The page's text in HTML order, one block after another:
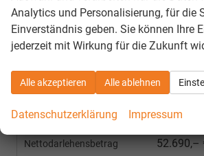
Bestellunterlagen
Finanzieren Sie Ihr Fahrzeug mit z.B. 6,99% effektivem
Nettodarlehensbetrag 52.690,–
Analytics und Personalisierung, für die
Einverständnis geben. Sie können Ihre
jederzeit mit Wirkung für die Zukunft
Alle akzeptieren Alle ablehnen
Datenschutzerklärung Impressum